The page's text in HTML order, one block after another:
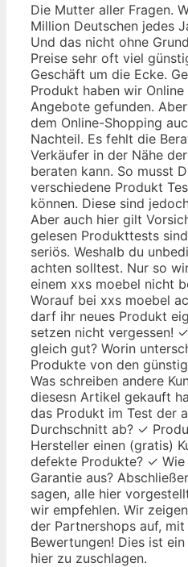
Die Mutter aller Fragen.
Million Deutschen jedes
Und das nicht ohne
Preise sehr oft viel
Geschäft um die Ecke.
Produkt haben wir
Angebote gefunden.
dem Online-Shopping
Nachteil. Es fehlt die
Verkäufer in der Nähe
beraten kann. So musst
verschiedene Produkt
können. Diese sind
Aber auch hier gilt
gelesen Produkttests
seriös. Weshalb du
achten solltest. Nur so
einem xxs moebel nicht
Worauf bei xxs moebel
darf ihr neues Produkt
setzen nicht vergessen!
gleich gut? Worin
Produkte von den
Was schreiben andere
diesesn Artikel gekauft
das Produkt im Test der
Durchschnitt ab? ✓
Hersteller einen (gratis)
defekte Produkte? ✓
Garantie aus?
sagen, alle hier
wir empfehlen. Wir
der Partnershops auf,
Bewertungen! Dies ist
hier zu zuschlagen.